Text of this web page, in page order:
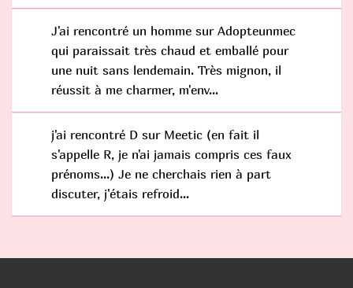
J'ai rencontré un homme sur Adopteunmec
qui paraissait très chaud et emballé pour
une nuit sans lendemain. Très mignon, il
réussit à me charmer, m'env...
j'ai rencontré D sur Meetic (en fait il
s'appelle R, je n'ai jamais compris ces faux
prénoms...) Je ne cherchais rien à part
discuter, j'étais refroid...